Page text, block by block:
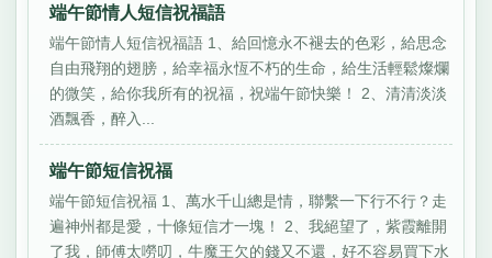
端午節情人短信祝福語
端午節情人短信祝福語 1、給回憶永不褪去的色彩，給思念
自由飛翔的翅膀，給幸福永恆不朽的生命，給生活輕鬆燦爛
的微笑，給你我所有的祝福，祝端午節快樂！ 2、清清淡淡
酒飄香，醉入...
端午節短信祝福
端午節短信祝福 1、萬水千山總是情，聯繫一下行不行？走
遍神州都是愛，十條短信才一塊！ 2、我絕望了，紫霞離開
了我，師傅太嘮叨，牛魔王欠的錢又不還，好不容易買下水